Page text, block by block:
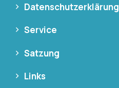
Datenschutzerklärung
Service
Satzung
Links